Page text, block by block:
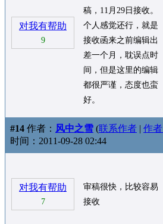
对我有帮助
9
稿，11月29日接收。
个人感觉还行，就是
接收函来之前编辑出
差一个月，耽误点时
间，但是这里的编辑
都很严谨，态度也蛮
好。
#14 作者： 风中之雪 (联系作者 | 作
时间：2011-09-28 02:44
对我有帮助
7
审稿很快，比较容易
接收